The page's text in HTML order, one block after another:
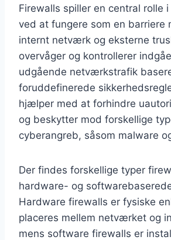
Firewalls spiller en central rolle
ved at fungere som en barriere
internt netværk og eksterne
overvåger og kontrollerer
udgående netværkstrafik
foruddefinerede
hjælper med at forhindre
og beskytter mod forskellige
cyberangreb, såsom malware
Der findes forskellige typer
hardware- og
Hardware firewalls er fysiske
placeres mellem netværket og
mens software firewalls er